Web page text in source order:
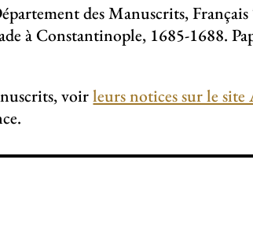
des Manuscrits,
à Constantinople, 1685-1688.
voirleurs notices sur le